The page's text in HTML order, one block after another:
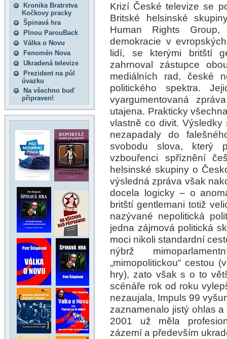
Kronika Bratrstva
Kočkovy pracky
Špinavá hra
Plnou ParouBack
Válka o Novu
Fenomén Nova
Ukradená televize
Prezident na půl
úvazku
Na všechno buď
připraven!
Krizí České televize se
Britské helsinské
Human Rights
demokracie v
lidí, se kterými britští
zahrnoval zástupce
mediálních rad, české
politického spektra.
vyargumentovaná
utajena. Prakticky
vlastně co divit. Výsledky
nezapadaly do
svobodu slova, který
vzbouřenci spříznění
helsinské skupiny o
výsledná zpráva však
docela logicky – o
britští gentlemani totiž
nazývané nepolitická
jedna zájmová politická
moci nikoli standardní
nýbrž
„mimopolitickou“ cestou
hry), zato však s o to
scénáře rok od roku
nezaujala, Impuls 99
zaznamenalo jistý ohlas
2001 už měla
zázemí a především